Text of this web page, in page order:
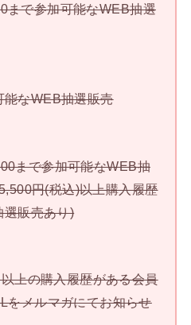
で参加可能なWEB抽選
なWEB抽選販売
まで参加可能なWEB抽
円(税込)以上購入履歴
選販売あり)
上の購入履歴がある会員
をメルマガにてお知らせ